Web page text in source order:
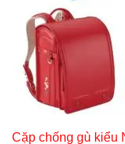
Cặp chống gù kiểu